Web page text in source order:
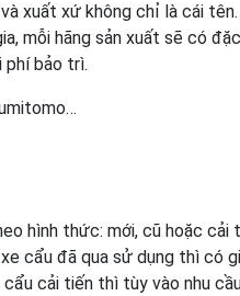
xuất xứ không chỉ là cái
mỗi hãng sản xuất sẽ có
phí bảo trì.
hình thức: mới, cũ hoặc
cẩu đã qua sử dụng thì có
cải tiến thì tùy vào nhu